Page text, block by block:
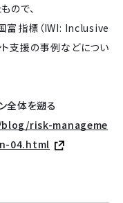
ので、
富指標（IWI: Inclusive
支援の事例などについ
全体を遡る
risk-manageme
04.html